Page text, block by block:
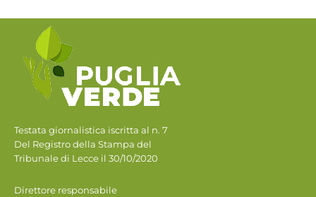
Testata giornalistica iscritta al n. 7
Del Registro della Stampa del
Tribunale di Lecce il 30/10/2020
Direttore responsabile